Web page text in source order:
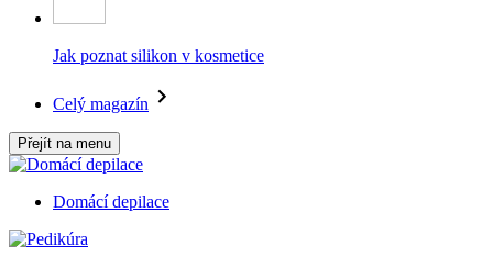
Jak poznat silikon v kosmetice
Celý magazín
Přejít na menu
Domácí depilace